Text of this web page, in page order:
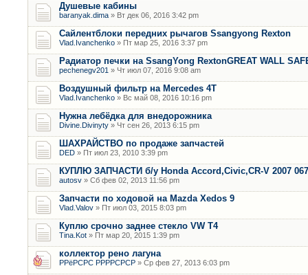
Душевые кабины
baranyak.dima » Вт дек 06, 2016 3:42 pm
Сайлентблоки передних рычагов Ssangyong Rexton
Vlad.Ivanchenko » Пт мар 25, 2016 3:37 pm
Радиатор печки на SsangYong RextonGREAT WALL
pechenegv201 » Чт июл 07, 2016 9:08 am
Воздушный фильтр на Mercedes 4T
Vlad.Ivanchenko » Вс май 08, 2016 10:16 pm
Нужна лебёдка для внедорожника
Divine.Divinyty » Чт сен 26, 2013 6:15 pm
ШАХРАЙСТВО по продаже запчастей
DED » Пт июл 23, 2010 3:39 pm
КУПЛЮ ЗАПЧАСТИ б/у Honda Accord,Civic,CR-V 2007
autosv » Сб фев 02, 2013 11:56 pm
Запчасти по ходовой на Mazda Xedos 9
Vlad.Valov » Пт июл 03, 2015 8:03 pm
Куплю срочно заднее стекло VW T4
Tina.Kot » Пт мар 20, 2015 1:39 pm
коллектор рено лагуна
РРёРСРС РРРРСРСР » Ср фев 27, 2013 6:03 pm